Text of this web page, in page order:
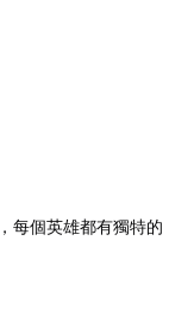
每個英雄都有獨特的